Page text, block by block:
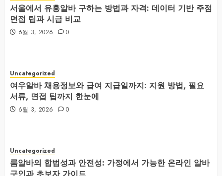
서울에서 유흥알바 구하는 방법과 자격: 데이터 기반 주점
면접 팁과 시급 비교
6월 3, 2026 0
Uncategorized
여우알바 채용정보와 급여 지급일까지: 지원 방법, 필요
서류, 면접 팁까지 한눈에
6월 3, 2026 0
Uncategorized
룸알바의 합법성과 안전성: 가정에서 가능한 온라인 알바